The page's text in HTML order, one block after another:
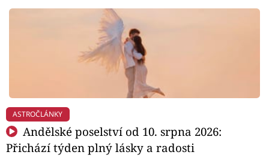
ASTROČLÁNKY
Andělské poselství od 10. srpna 2026:
Přichází týden plný lásky a radosti